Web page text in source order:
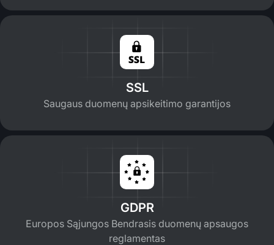
SSL
Saugaus duomenų apsikeitimo garantijos
GDPR
Europos Sąjungos Bendrasis duomenų apsaugos
reglamentas